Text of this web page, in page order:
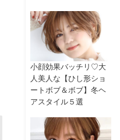
小顔効果バッチリ♡大
人美人な【ひし形ショ
ートボブ＆ボブ】冬ヘ
アスタイル５選